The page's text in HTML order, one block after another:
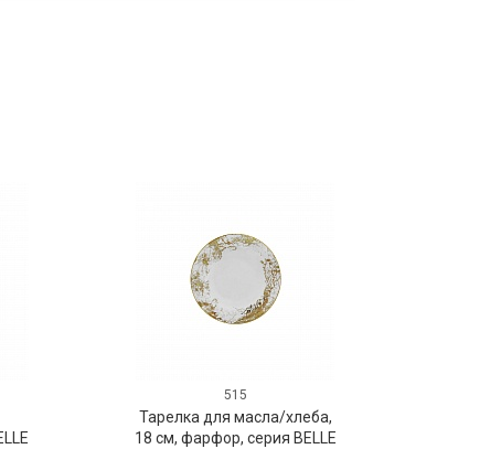
515
Тарелка для масла/хлеба,
18 см, фарфор, серия BELLE